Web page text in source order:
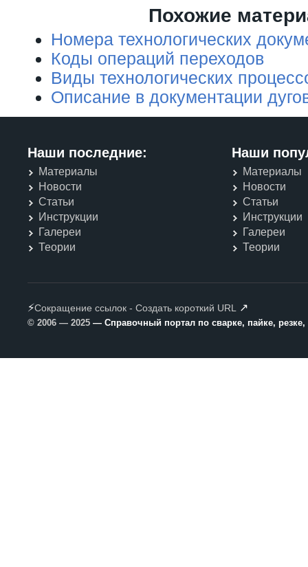
Похожие
Номера технологических
Коды операций переходов
Виды технологических
Описание в документации
Наши последние:
Материалы
Новости
Статьи
Инструкции
Галереи
Теории
Наши
Материалы
Новости
Статьи
Инструкции
Галереи
Теории
⚡Сокращение ссылок - Создать короткий URL ↗
© 2006 — 2025 — Справочный портал по сварке, пайке,